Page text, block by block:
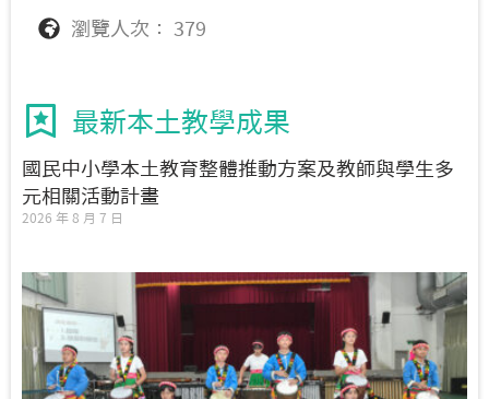
瀏覽人次： 379
最新本土教學成果
國民中小學本土教育整體推動方案及教師與學生多
元相關活動計畫
2026 年 8 月 7 日